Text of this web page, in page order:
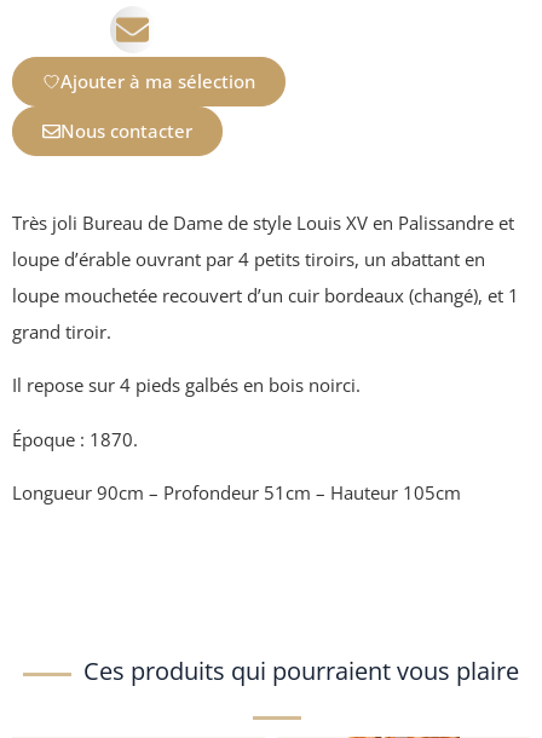
Ajouter à ma sélection
Nous contacter
Très joli Bureau de Dame de style Louis XV en Palissandre et
loupe d’érable ouvrant par 4 petits tiroirs, un abattant en
loupe mouchetée recouvert d’un cuir bordeaux (changé), et 1
grand tiroir.
Il repose sur 4 pieds galbés en bois noirci.
Époque : 1870.
Longueur 90cm – Profondeur 51cm – Hauteur 105cm
Ces produits qui pourraient vous plaire